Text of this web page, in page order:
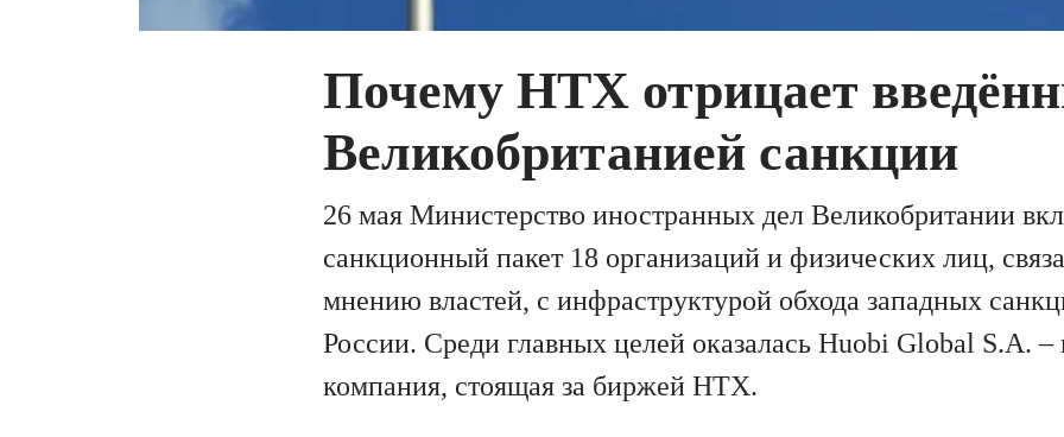
Почему HTX отрицает
Великобританией санкции
26 мая Министерство иностранных дел Великобритании
санкционный пакет 18 организаций и физических лиц,
мнению властей, с инфраструктурой обхода западных
России. Среди главных целей оказалась Huobi Global S.A. –
компания, стоящая за биржей HTX.